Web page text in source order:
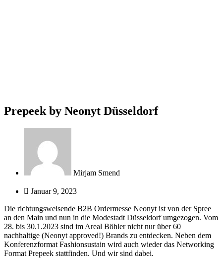
Prepeek by Neonyt Düsseldorf
Mirjam Smend
Januar 9, 2023
Die richtungsweisende B2B Ordermesse Neonyt ist von der Spree
an den Main und nun in die Modestadt Düsseldorf umgezogen. Vom
28. bis 30.1.2023 sind im Areal Böhler nicht nur über 60
nachhaltige (Neonyt approved!) Brands zu entdecken. Neben dem
Konferenzformat Fashionsustain wird auch wieder das Networking
Format Prepeek stattfinden. Und wir sind dabei.